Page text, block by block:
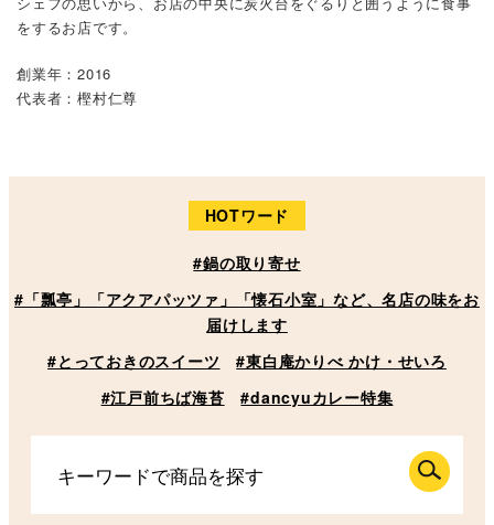
をするお店です。
創業年：2016
代表者：樫村仁尊
HOTワード
#鍋の取り寄せ
#「瓢亭」「アクアパッツァ」「懐石小室」など、名店の味をお
届けします
#とっておきのスイーツ
#東白庵かりべ かけ・せいろ
#江戸前ちば海苔
#dancyuカレー特集